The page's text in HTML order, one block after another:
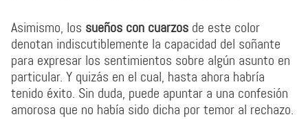
Asimismo, los sueños con cuarzos de este color
denotan indiscutiblemente la capacidad del soñante
para expresar los sentimientos sobre algún asunto en
particular. Y quizás en el cual, hasta ahora habría
tenido éxito. Sin duda, puede apuntar a una confesión
amorosa que no había sido dicha por temor al rechazo.